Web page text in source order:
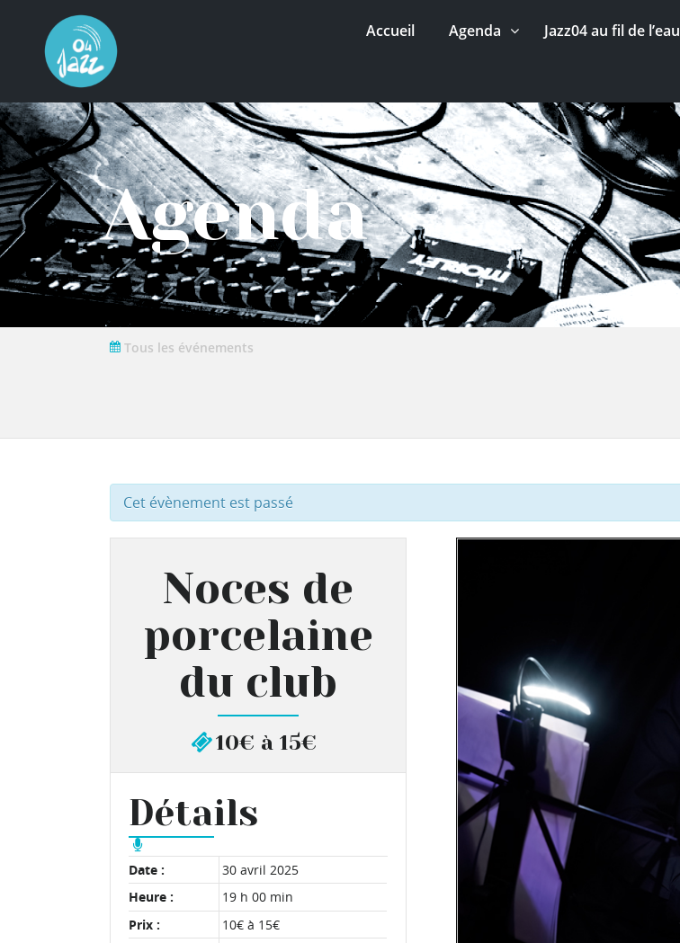
Accueil Agenda Jazz04 au fil de l’eau
Agenda
Tous les événements
Cet évènement est passé
Noces de
porcelaine
du club
10€ à 15€
Détails
Date :
30 avril 2025
Heure :
19 h 00 min
Prix :
10€ à 15€